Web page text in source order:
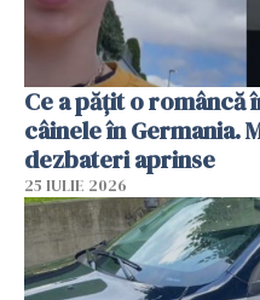
Ce a pățit o româncă
câinele în Germania.
dezbateri aprinse
25 IULIE 2026